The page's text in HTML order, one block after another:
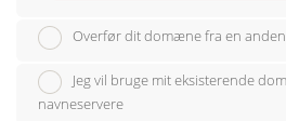
Overfør dit domæne fra en
Jeg vil bruge mit eksisterende
navneservere